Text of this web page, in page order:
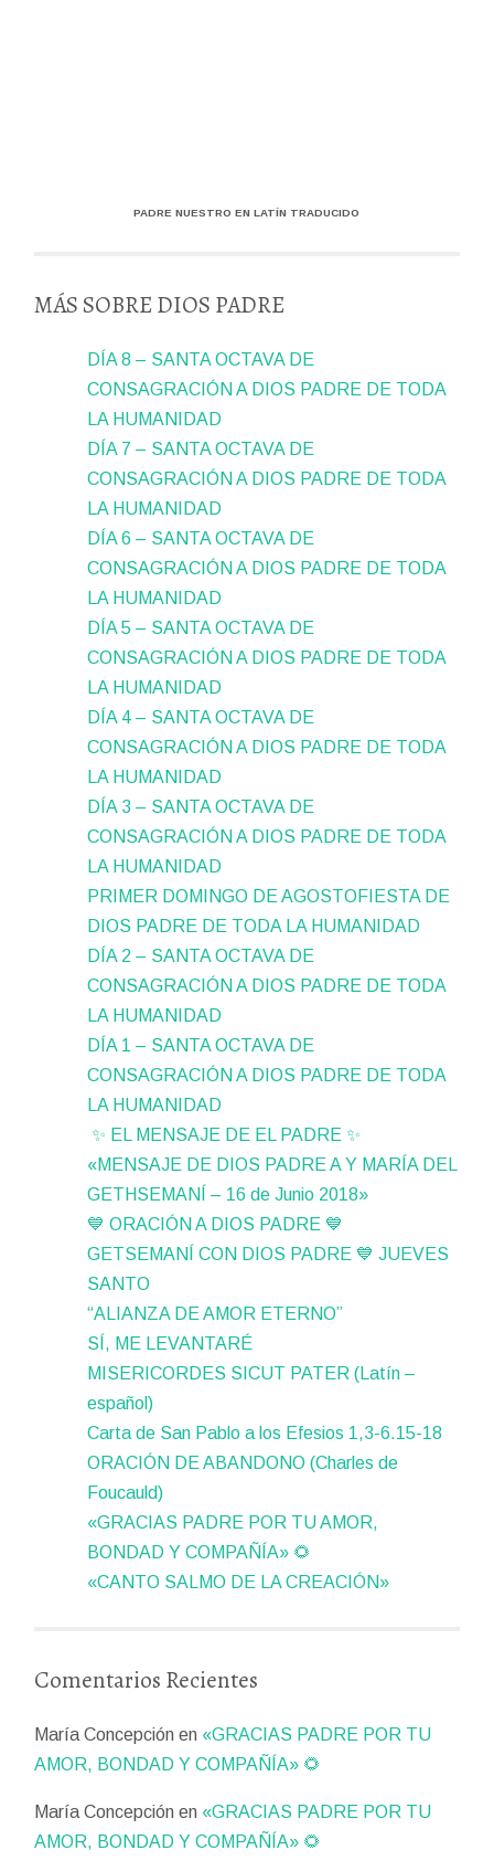
PADRE NUESTRO EN LATÍN TRADUCIDO
MÁS SOBRE DIOS PADRE
DÍA 8 – SANTA OCTAVA DE
CONSAGRACIÓN A DIOS PADRE DE TODA
LA HUMANIDAD
DÍA 7 – SANTA OCTAVA DE
CONSAGRACIÓN A DIOS PADRE DE TODA
LA HUMANIDAD
DÍA 6 – SANTA OCTAVA DE
CONSAGRACIÓN A DIOS PADRE DE TODA
LA HUMANIDAD
DÍA 5 – SANTA OCTAVA DE
CONSAGRACIÓN A DIOS PADRE DE TODA
LA HUMANIDAD
DÍA 4 – SANTA OCTAVA DE
CONSAGRACIÓN A DIOS PADRE DE TODA
LA HUMANIDAD
DÍA 3 – SANTA OCTAVA DE
CONSAGRACIÓN A DIOS PADRE DE TODA
LA HUMANIDAD
PRIMER DOMINGO DE AGOSTOFIESTA DE
DIOS PADRE DE TODA LA HUMANIDAD
DÍA 2 – SANTA OCTAVA DE
CONSAGRACIÓN A DIOS PADRE DE TODA
LA HUMANIDAD
DÍA 1 – SANTA OCTAVA DE
CONSAGRACIÓN A DIOS PADRE DE TODA
LA HUMANIDAD
✨ EL MENSAJE DE EL PADRE ✨
«MENSAJE DE DIOS PADRE A Y MARÍA DEL
GETHSEMANÍ – 16 de Junio 2018»
💙 ORACIÓN A DIOS PADRE 💙
GETSEMANÍ CON DIOS PADRE 💙 JUEVES
SANTO
“ALIANZA DE AMOR ETERNO”
SÍ, ME LEVANTARÉ
MISERICORDES SICUT PATER (Latín –
español)
Carta de San Pablo a los Efesios 1,3-6.15-18
ORACIÓN DE ABANDONO (Charles de
Foucauld)
«GRACIAS PADRE POR TU AMOR,
BONDAD Y COMPAÑÍA» 🌻
«CANTO SALMO DE LA CREACIÓN»
Comentarios Recientes
María Concepción en «GRACIAS PADRE POR TU
AMOR, BONDAD Y COMPAÑÍA» 🌻
María Concepción en «GRACIAS PADRE POR TU
AMOR, BONDAD Y COMPAÑÍA» 🌻